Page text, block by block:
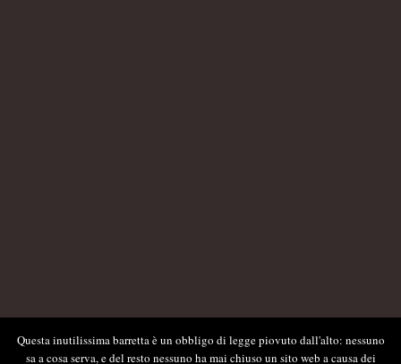
Questa inutilissima barretta è un obbligo di legge piovuto dall'alto: nessuno
sa a cosa serva, e del resto nessuno ha mai chiuso un sito web a causa dei